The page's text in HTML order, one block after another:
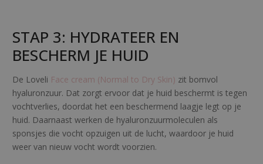
STAP 3: HYDRATEER EN
BESCHERM JE HUID
De Loveli Face cream (Normal to Dry Skin) zit bomvol
hyaluronzuur. Dat zorgt ervoor dat je huid beschermt is tegen
vochtverlies, doordat het een beschermend laagje legt op je
huid. Daarnaast werken de hyaluronzuurmoleculen als
sponsjes die vocht opzuigen uit de lucht, waardoor je huid
weer van nieuw vocht wordt voorzien.